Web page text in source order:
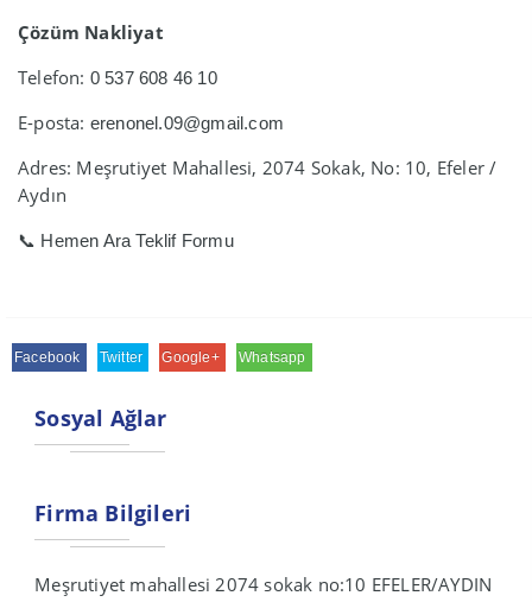
Çözüm Nakliyat
Telefon: 0 537 608 46 10
E-posta: erenonel.09@gmail.com
Adres: Meşrutiyet Mahallesi, 2074 Sokak, No: 10, Efeler /
Aydın
📞 Hemen Ara Teklif Formu
Facebook Twitter Google+ Whatsapp
Sosyal Ağlar
Firma Bilgileri
Meşrutiyet mahallesi 2074 sokak no:10 EFELER/AYDIN